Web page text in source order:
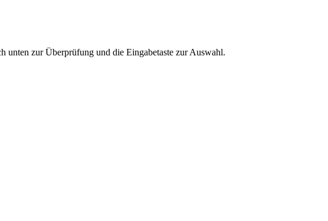
unten zur Überprüfung und die Eingabetaste zur Auswahl.